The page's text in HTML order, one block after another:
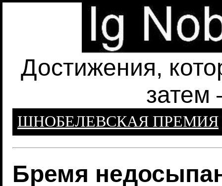
Достижения,
затем
ШНОБЕЛЕВСКАЯ ПРЕМИЯ
Бремя